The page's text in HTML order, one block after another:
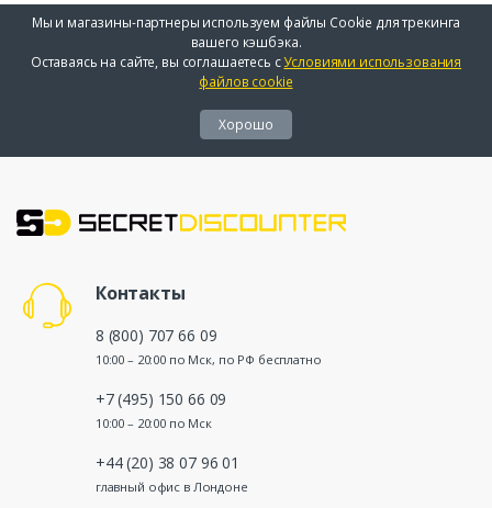
Мы и магазины-партнеры используем файлы Cookie для трекинга
вашего кэшбэка.
Оставаясь на сайте, вы соглашаетесь сУсловиями использования
файлов cookie
Хорошо
Контакты
8 (800) 707 66 09
10:00 – 20:00 по Мск, по РФ бесплатно
+7 (495) 150 66 09
10:00 – 20:00 по Мск
+44 (20) 38 07 96 01
главный офис в Лондоне